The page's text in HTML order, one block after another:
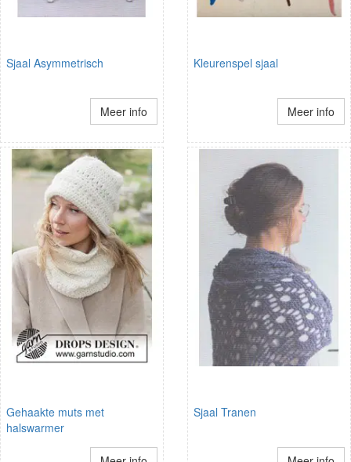
Sjaal Asymmetrisch
Meer info
Kleurenspel sjaal
Meer info
Gehaakte muts met
halswarmer
Sjaal Tranen